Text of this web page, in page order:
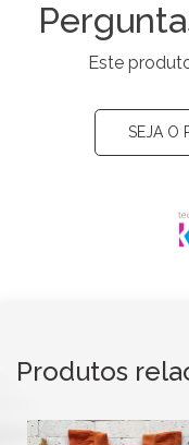
Este
SEJA O
Produtos